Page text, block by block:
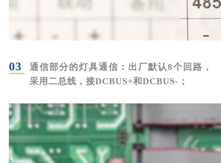
03 通信部分的灯具通信： 出厂默认8个回路，
采用二总线，接DCBUS+和DCBUS-；